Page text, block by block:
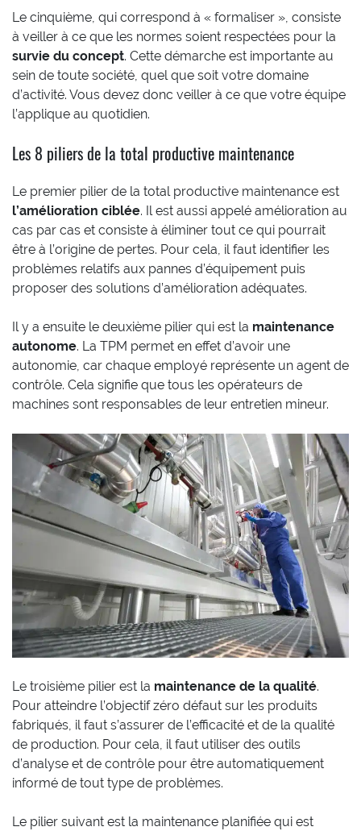
Le cinquième, qui correspond à « formaliser », consiste
à veiller à ce que les normes soient respectées pour la
survie du concept. Cette démarche est importante au
sein de toute société, quel que soit votre domaine
d’activité. Vous devez donc veiller à ce que votre équipe
l’applique au quotidien.
Les 8 piliers de la total productive maintenance
Le premier pilier de la total productive maintenance est
l’amélioration ciblée. Il est aussi appelé amélioration au
cas par cas et consiste à éliminer tout ce qui pourrait
être à l’origine de pertes. Pour cela, il faut identifier les
problèmes relatifs aux pannes d’équipement puis
proposer des solutions d’amélioration adéquates.
Il y a ensuite le deuxième pilier qui est la maintenance
autonome. La TPM permet en effet d’avoir une
autonomie, car chaque employé représente un agent de
contrôle. Cela signifie que tous les opérateurs de
machines sont responsables de leur entretien mineur.
Le troisième pilier est la maintenance de la qualité.
Pour atteindre l’objectif zéro défaut sur les produits
fabriqués, il faut s’assurer de l’efficacité et de la qualité
de production. Pour cela, il faut utiliser des outils
d’analyse et de contrôle pour être automatiquement
informé de tout type de problèmes.
Le pilier suivant est la maintenance planifiée qui est